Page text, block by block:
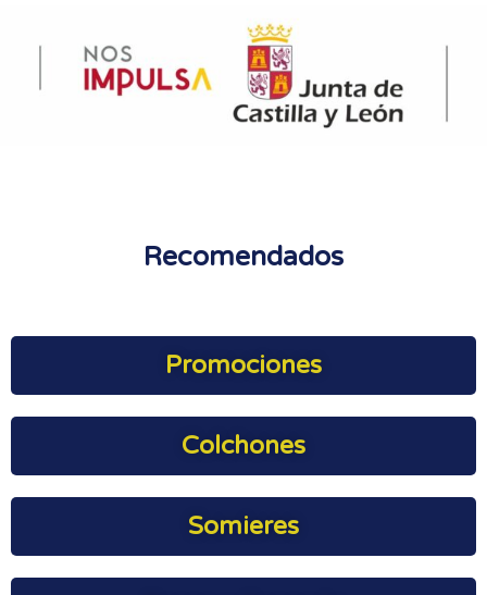
Recomendados
Promociones
Colchones
Somieres